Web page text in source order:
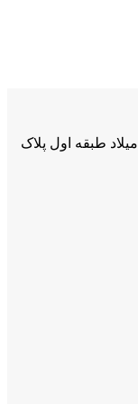
پاساژ میلاد طبقه اول پلاک